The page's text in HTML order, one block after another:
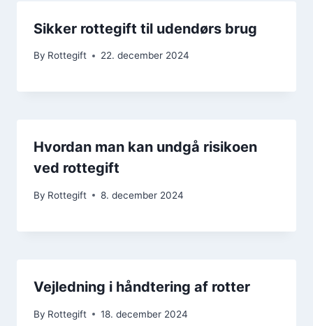
Sikker rottegift til udendørs brug
By Rottegift 22. december 2024
Hvordan man kan undgå risikoen
ved rottegift
By Rottegift 8. december 2024
Vejledning i håndtering af rotter
By Rottegift 18. december 2024